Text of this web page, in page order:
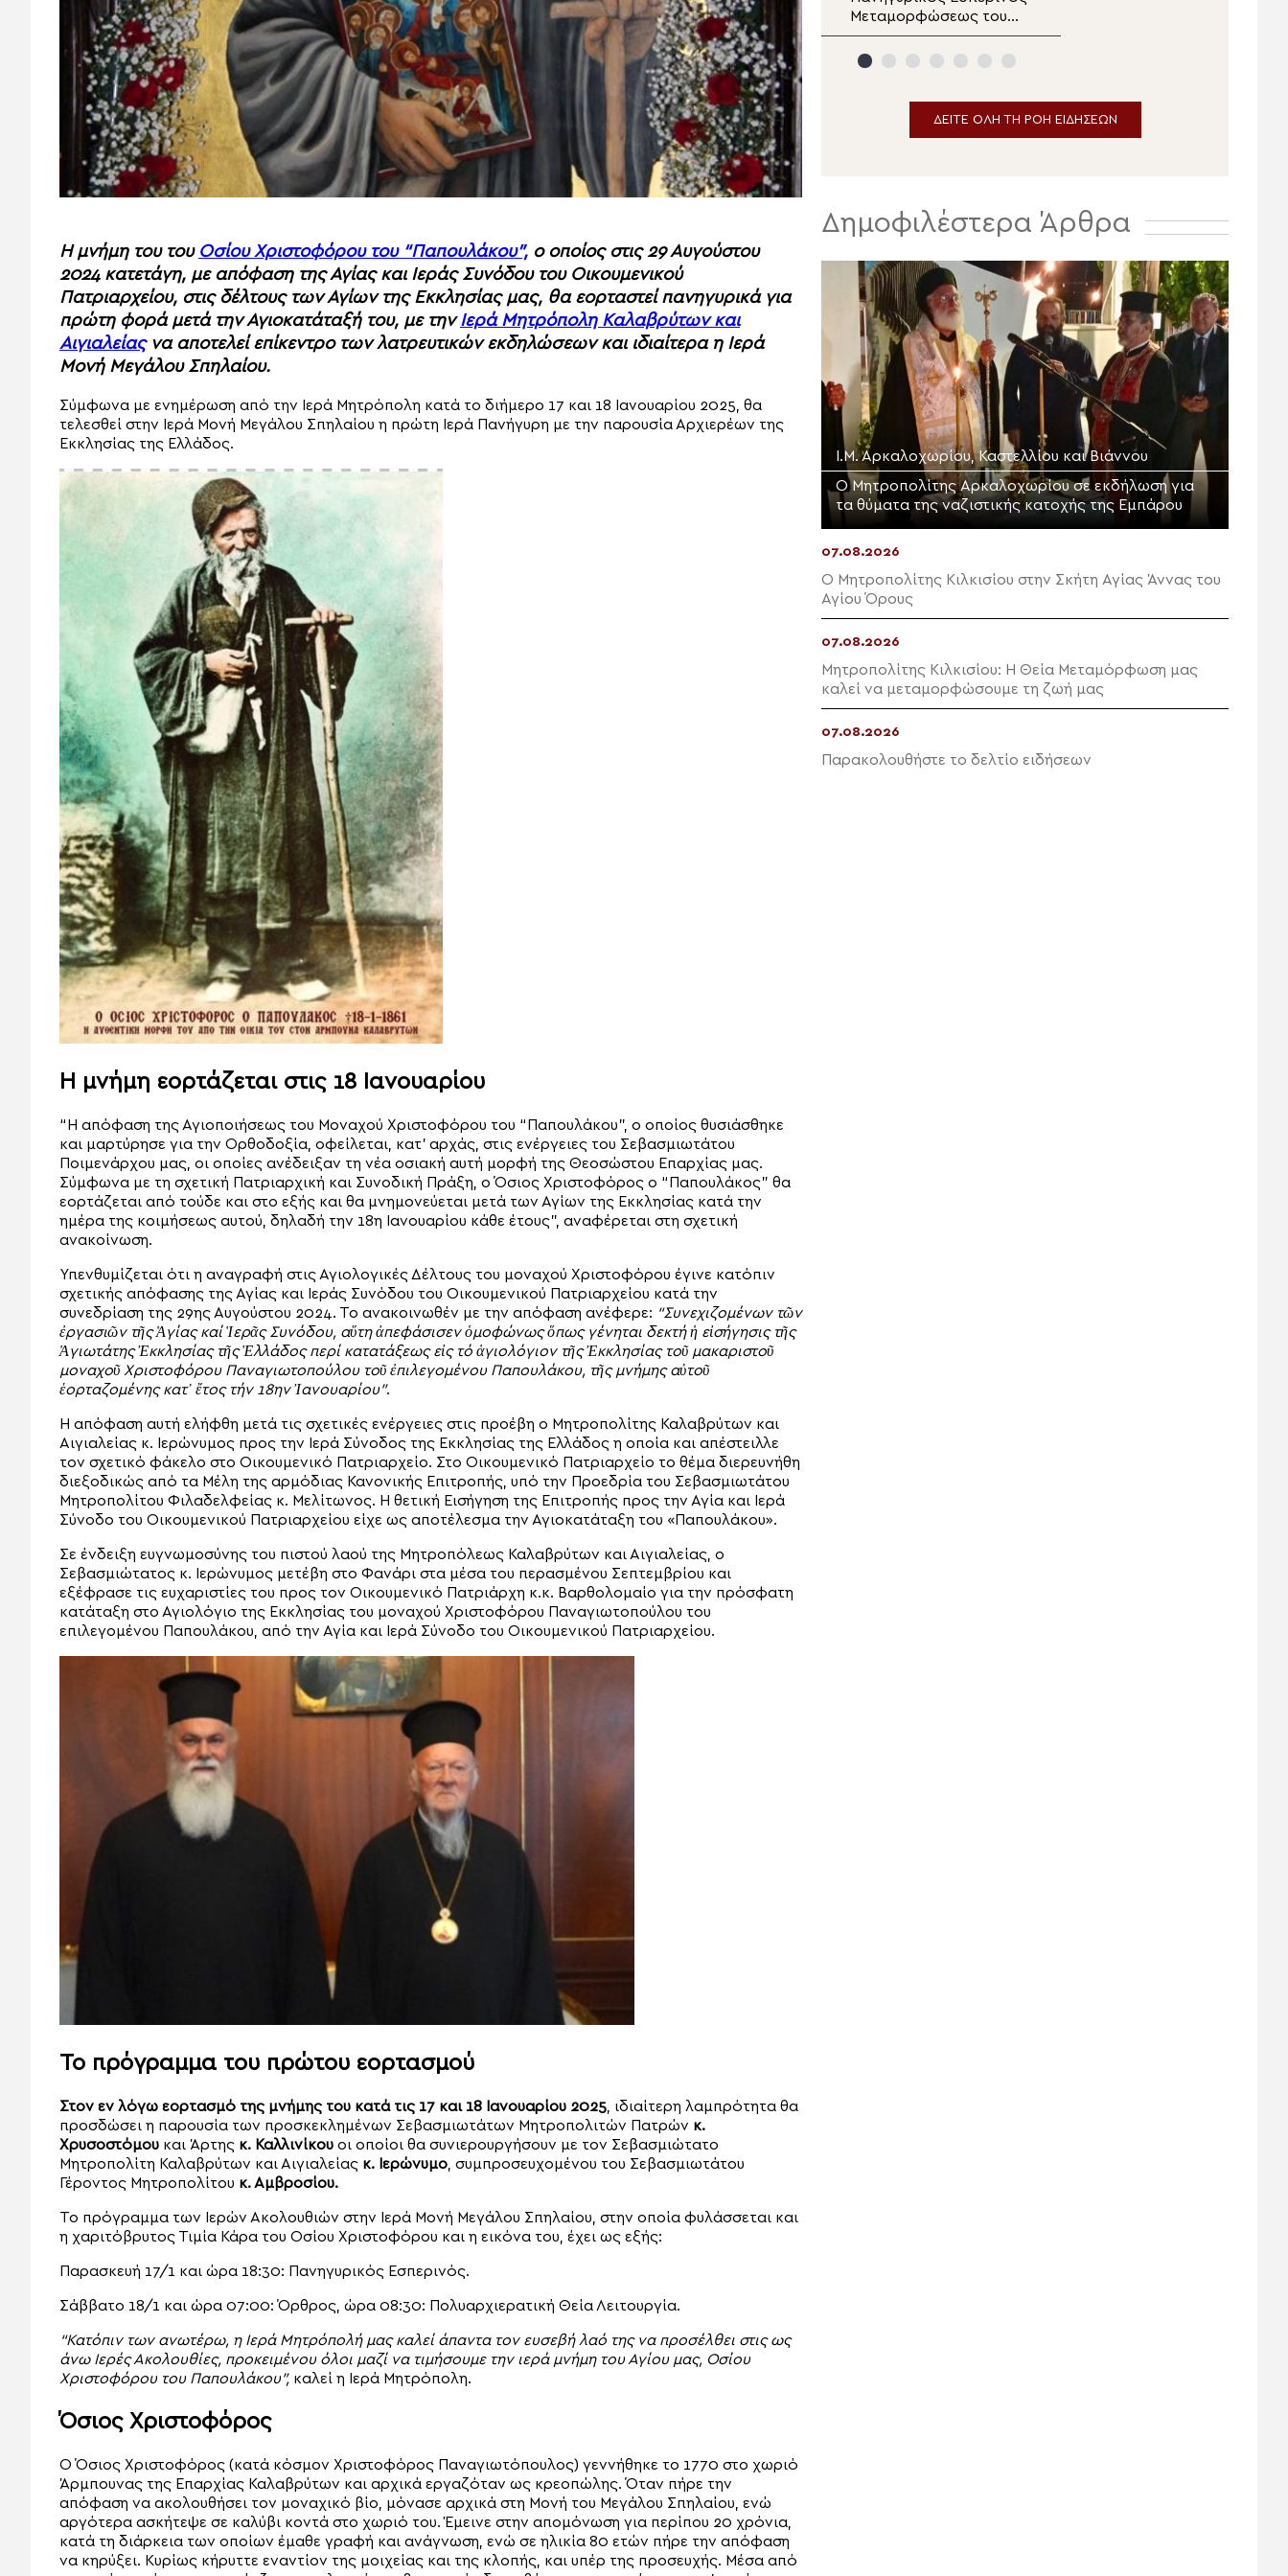
Η μνήμη του του Οσίου Χριστοφόρου του “Παπουλάκου”, ο οποίος στις 29 Αυγούστου
2024 κατετάγη, με απόφαση της Αγίας και Ιεράς Συνόδου του Οικουμενικού
Πατριαρχείου, στις δέλτους των Αγίων της Εκκλησίας μας, θα εορταστεί πανηγυρικά για
πρώτη φορά μετά την Αγιοκατάταξή του, με την Ιερά Μητρόπολη Καλαβρύτων και
Αιγιαλείαςνα αποτελεί επίκεντρο των λατρευτικών εκδηλώσεων και ιδιαίτερα η Ιερά
Μονή Μεγάλου Σπηλαίου.
Σύμφωνα με ενημέρωση από την Ιερά Μητρόπολη κατά το διήμερο 17 και 18 Ιανουαρίου 2025, θα
τελεσθεί στην Ιερά Μονή Μεγάλου Σπηλαίου η πρώτη Ιερά Πανήγυρη με την παρουσία Αρχιερέων της
Εκκλησίας της Ελλάδος.
Η μνήμη εορτάζεται στις 18 Ιανουαρίου
“Η απόφαση της Αγιοποιήσεως του Μοναχού Χριστοφόρου του “Παπουλάκου”, ο οποίος θυσιάσθηκε
και μαρτύρησε για την Ορθοδοξία, οφείλεται, κατ’ αρχάς, στις ενέργειες του Σεβασμιωτάτου
Ποιμενάρχου μας, οι οποίες ανέδειξαν τη νέα οσιακή αυτή μορφή της Θεοσώστου Επαρχίας μας.
Σύμφωνα με τη σχετική Πατριαρχική και Συνοδική Πράξη, ο Όσιος Χριστοφόρος ο “Παπουλάκος” θα
εορτάζεται από τούδε και στο εξής και θα μνημονεύεται μετά των Αγίων της Εκκλησίας κατά την
ημέρα της κοιμήσεως αυτού, δηλαδή την 18η Ιανουαρίου κάθε έτους”, αναφέρεται στη σχετική
ανακοίνωση.
Υπενθυμίζεται ότι η αναγραφή στις Αγιολογικές Δέλτους του μοναχού Χριστοφόρου έγινε κατόπιν
σχετικής απόφασης της Αγίας και Ιεράς Συνόδου του Οικουμενικού Πατριαρχείου κατά την
συνεδρίαση της 29ης Αυγούστου 2024. Το ανακοινωθέν με την απόφαση ανέφερε: “Συνεχιζομένων τῶν
ἐργασιῶν τῆς Ἁγίας καί Ἱερᾶς Συνόδου, αὕτη ἀπεφάσισεν ὁμοφώνως ὅπως γένηται δεκτή ἡ εἰσήγησις τῆς
Ἁγιωτάτης Ἐκκλησίας τῆς Ἑλλάδος περί κατατάξεως εἰς τό ἁγιολόγιον τῆς Ἐκκλησίας τοῦ μακαριστοῦ
μοναχοῦ Χριστοφόρου Παναγιωτοπούλου τοῦ ἐπιλεγομένου Παπουλάκου, τῆς μνήμης αὐτοῦ
ἑορταζομένης κατ᾿ ἔτος τήν 18ην Ἰανουαρίου”.
Η απόφαση αυτή ελήφθη μετά τις σχετικές ενέργειες στις προέβη ο Μητροπολίτης Καλαβρύτων και
Αιγιαλείας κ. Ιερώνυμος προς την Ιερά Σύνοδος της Εκκλησίας της Ελλάδος η οποία και απέστειλλε
τον σχετικό φάκελο στο Οικουμενικό Πατριαρχείο. Στο Οικουμενικό Πατριαρχείο το θέμα διερευνήθη
διεξοδικώς από τα Μέλη της αρμόδιας Κανονικής Επιτροπής, υπό την Προεδρία του Σεβασμιωτάτου
Μητροπολίτου Φιλαδελφείας κ. Μελίτωνος. Η θετική Εισήγηση της Επιτροπής προς την Αγία και Ιερά
Σύνοδο του Οικουμενικού Πατριαρχείου είχε ως αποτέλεσμα την Αγιοκατάταξη του «Παπουλάκου».
Σε ένδειξη ευγνωμοσύνης του πιστού λαού της Μητροπόλεως Καλαβρύτων και Αιγιαλείας, ο
Σεβασμιώτατος κ. Ιερώνυμος μετέβη στο Φανάρι στα μέσα του περασμένου Σεπτεμβρίου και
εξέφρασε τις ευχαριστίες του προς τον Οικουμενικό Πατριάρχη κ.κ. Βαρθολομαίο για την πρόσφατη
κατάταξη στο Αγιολόγιο της Εκκλησίας του μοναχού Χριστοφόρου Παναγιωτοπούλου του
επιλεγομένου Παπουλάκου, από την Αγία και Ιερά Σύνοδο του Οικουμενικού Πατριαρχείου.
Το πρόγραμμα του πρώτου εορτασμού
Στον εν λόγω εορτασμό της μνήμης του κατά τις 17 και 18 Ιανουαρίου 2025 , ιδιαίτερη λαμπρότητα θα
προσδώσει η παρουσία των προσκεκλημένων Σεβασμιωτάτων Μητροπολιτών Πατρών κ.
Χρυσοστόμου και Άρτης κ. Καλλινίκου οι οποίοι θα συνιερουργήσουν με τον Σεβασμιώτατο
Μητροπολίτη Καλαβρύτων και Αιγιαλείας κ. Ιερώνυμο , συμπροσευχομένου του Σεβασμιωτάτου
Γέροντος Μητροπολίτου κ. Αμβροσίου.
Το πρόγραμμα των Ιερών Ακολουθιών στην Ιερά Μονή Μεγάλου Σπηλαίου, στην οποία φυλάσσεται και
η χαριτόβρυτος Τιμία Κάρα του Οσίου Χριστοφόρου και η εικόνα του, έχει ως εξής:
Παρασκευή 17/1 και ώρα 18:30: Πανηγυρικός Εσπερινός.
Σάββατο 18/1 και ώρα 07:00: Όρθρος, ώρα 08:30: Πολυαρχιερατική Θεία Λειτουργία.
“Κατόπιν των ανωτέρω, η Ιερά Μητρόπολή μας καλεί άπαντα τον ευσεβή λαό της να προσέλθει στις ως
άνω Ιερές Ακολουθίες, προκειμένου όλοι μαζί να τιμήσουμε την ιερά μνήμη του Αγίου μας, Οσίου
Χριστοφόρου του Παπουλάκου”, καλεί η Ιερά Μητρόπολη.
Όσιος Χριστοφόρος
Ο Όσιος Χριστοφόρος (κατά κόσμον Χριστοφόρος Παναγιωτόπουλος) γεννήθηκε το 1770 στο χωριό
Άρμπουνας της Επαρχίας Καλαβρύτων και αρχικά εργαζόταν ως κρεοπώλης. Όταν πήρε την
απόφαση να ακολουθήσει τον μοναχικό βίο, μόνασε αρχικά στη Μονή του Μεγάλου Σπηλαίου, ενώ
αργότερα ασκήτεψε σε καλύβι κοντά στο χωριό του. Έμεινε στην απομόνωση για περίπου 20 χρόνια,
κατά τη διάρκεια των οποίων έμαθε γραφή και ανάγνωση, ενώ σε ηλικία 80 ετών πήρε την απόφαση
να κηρύξει. Κυρίως κήρυττε εναντίον της μοιχείας και της κλοπής, και υπέρ της προσευχής. Μέσα από
κατασκηνώσεων της
Μητρόπολης
Αλεξανδρουπόλεως στα
Πριγκηπόνησα
Μεταμορφώσεως του
Σωτήρος στο
Αρκαλοχώρι
ΔΕΙΤΕ ΟΛΗ ΤΗ ΡΟΗ ΕΙΔΗΣΕΩΝ
Δημοφιλέστερα Άρθρα
Ι.Μ. Αρκαλοχωρίου, Καστελλίου και Βιάννου
Ο Μητροπολίτης Αρκαλοχωρίου σε εκδήλωση για
τα θύματα της ναζιστικής κατοχής της Εμπάρου
07.08.2026
Ο Μητροπολίτης Κιλκισίου στην Σκήτη Αγίας Άννας του
Αγίου Όρους
07.08.2026
Μητροπολίτης Κιλκισίου: Η Θεία Μεταμόρφωση μας
καλεί να μεταμορφώσουμε τη ζωή μας
07.08.2026
Παρακολουθήστε το δελτίο ειδήσεων